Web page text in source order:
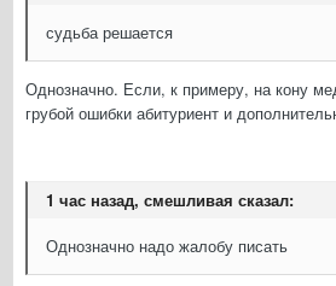
судьба решается
Однозначно. Если, к примеру, на кону
грубой ошибки абитуриент и
1 час назад, смешливая сказал:
Однозначно надо жалобу писать